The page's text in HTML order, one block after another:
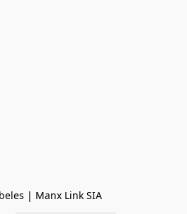
| Manx Link SIA